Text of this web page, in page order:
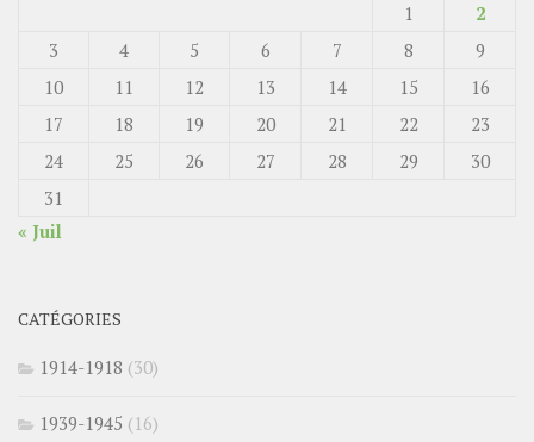
1
2
3
4 5 6 7 8
9
10
11 12 13 14 15
16
17
18 19 20 21 22
23
24
25 26 27 28 29
30
31
« Juil
CATÉGORIES
1914-1918 (30)
1939-1945 (16)